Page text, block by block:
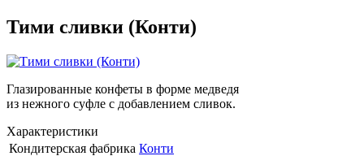
Тими сливки (Конти)
Глазированные конфеты в форме медведя
из нежного суфле с добавлением сливок.
Характеристики
Кондитерская фабрика Конти